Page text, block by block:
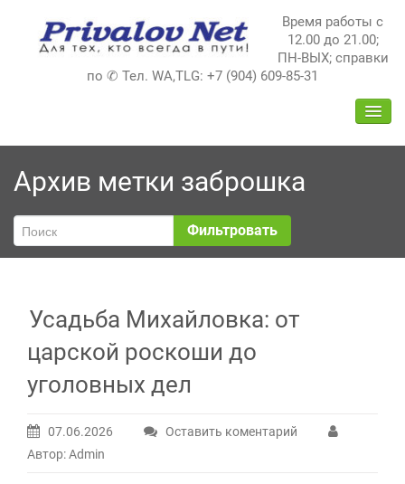
содержимому
Время работы с
12.00 до 21.00;
ПН-ВЫХ; справки
по ✆ Тел. WA,TLG: +7 (904) 609-85-31
Архив метки заброшка
Фильтровать
Усадьба Михайловка: от
царской роскоши до
уголовных дел
07.06.2026
Оставить коментарий
Автор: Admin